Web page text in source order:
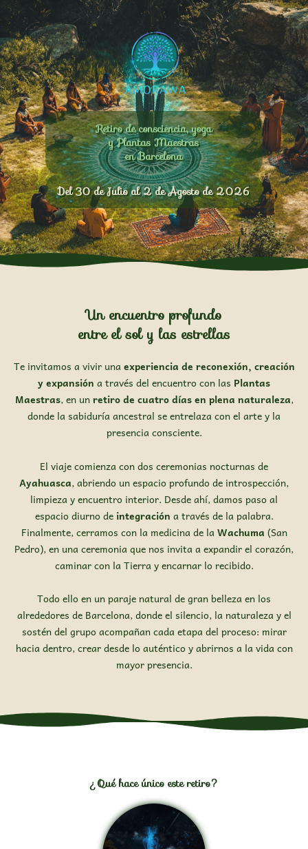
Retiro de consciencia, yoga
y Plantas Maestras
en Barcelona
Del 30 de Julio al 2 de Agosto de 2026
Un encuentro profundo
entre el sol y las estrellas
Te invitamos a vivir una experiencia de reconexión, creación
y expansión a través del encuentro con las Plantas
Maestras, en unretiro de cuatro días en plena naturaleza,
donde la sabiduría ancestral se entrelaza con el arte y la
presencia consciente.
El viaje comienza con dos ceremonias nocturnas de
Ayahuasca, abriendo un espacio profundo de introspección,
limpieza y encuentro interior. Desde ahí, damos paso al
espacio diurno de integración a través de la palabra.
Finalmente, cerramos con la medicina de la Wachuma (San
Pedro), en una ceremonia que nos invita a expandir el corazón,
caminar con la Tierra y encarnar lo recibido.
Todo ello en un paraje natural de gran belleza en los
alrededores de Barcelona, donde el silencio, la naturaleza y el
sostén del grupo acompañan cada etapa del proceso: mirar
hacia dentro, crear desde lo auténtico y abrirnos a la vida con
mayor presencia.
¿Qué hace único este retiro?